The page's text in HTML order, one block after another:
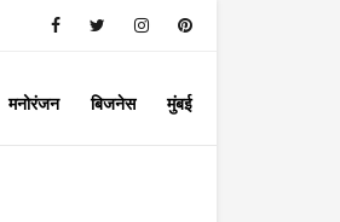
मनोरंजन बिजनेस मुंबई